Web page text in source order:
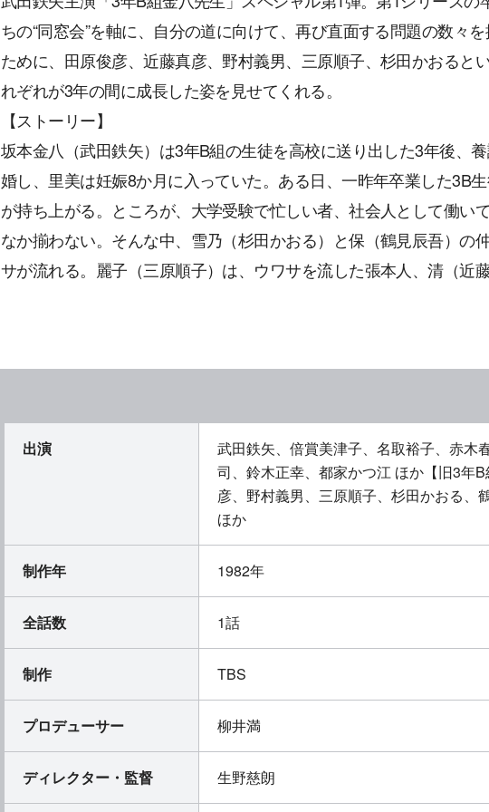
ちの“同窓会”を軸に、自分の道に向けて、再び直面する問題の数々
ために、田原俊彦、近藤真彦、野村義男、三原順子、杉田かおると
れぞれが3年の間に成長した姿を見せてくれる。
【ストーリー】
坂本金八（武田鉄矢）は3年B組の生徒を高校に送り出した3年後、
婚し、里美は妊娠8か月に入っていた。ある日、一昨年卒業した3B
が持ち上がる。ところが、大学受験で忙しい者、社会人として働い
なか揃わない。そんな中、雪乃（杉田かおる）と保（鶴見辰吾）の
サが流れる。麗子（三原順子）は、ウワサを流した張本人、清（近
出演
武田鉄矢、倍賞美津子、名取裕子、赤木
司、鈴木正幸、都家かつ江 ほか【旧3年
彦、野村義男、三原順子、杉田かおる、
ほか
制作年 1982年
全話数 1話
制作 TBS
プロデューサー 柳井満
ディレクター・監督 生野慈朗